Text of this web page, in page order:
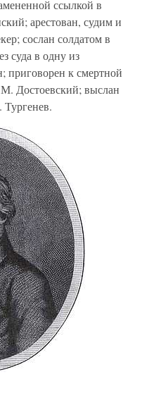
ссылкой в
арестован, судим и
сослан солдатом в
суда в одну из
приговорен к смертной
Достоевский; выслан